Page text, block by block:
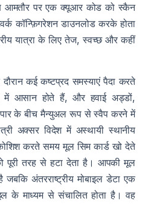
आमतौर पर एक क्यूआर कोड को स्कैन
कॉन्फ़िगरेशन डाउनलोड करके होता
यात्रा के लिए तेज, स्वच्छ और कहीं
दौरान कई कष्टप्रद समस्याएं पैदा करते
आसान होते हैं, और हवाई अड्डों,
पार के बीच मैन्युअल रूप से स्वैप करने में
अक्सर विदेश में अस्थायी स्थानीय
करते समय मूल सिम कार्ड खो देते
तरह से हटा देता है। आपकी मूल
अंतरराष्ट्रीय मोबाइल डेटा एक
के माध्यम से संचालित होता है। वह